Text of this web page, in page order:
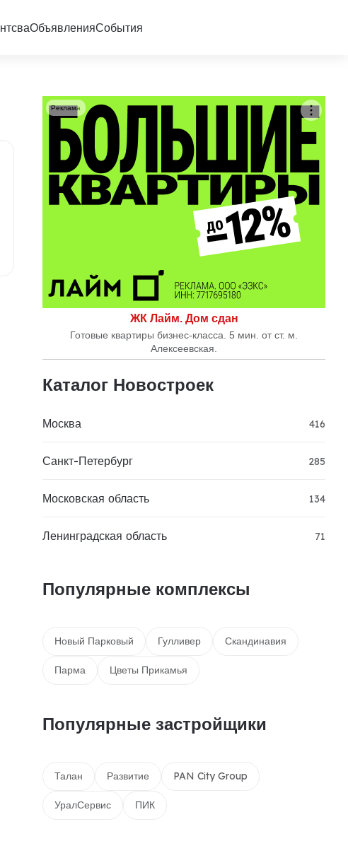
ОбъявленияСобытия
ЖК Лайм. Дом сдан
Готовые квартиры бизнес-класса. 5 мин. от ст. м.
Алексеевская.
Реклама
Каталог Новостроек
Москва 416
Санкт-Петербург 285
Московская область 134
Ленинградская область 71
Популярные комплексы
Новый Парковый Гулливер Скандинавия
Парма Цветы Прикамья
Популярные застройщики
Талан Развитие PAN City Group
УралСервис ПИК